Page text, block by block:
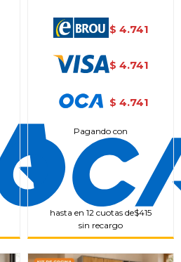
$ 4.741
$ 4.741
$ 4.741
Pagando con
hasta en 12 cuotas de$415
sin recargo